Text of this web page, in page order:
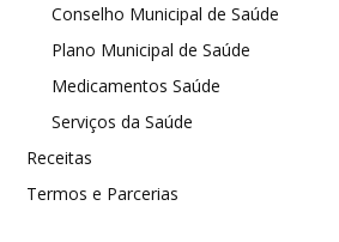
Conselho Municipal de Saúde
Plano Municipal de Saúde
Medicamentos Saúde
Serviços da Saúde
Receitas
Termos e Parcerias